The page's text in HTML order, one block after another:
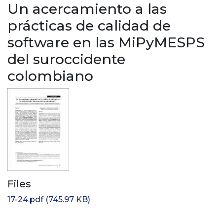
Statistics
Un acercamiento a las
prácticas de calidad de
software en las MiPyMESPS
del suroccidente
colombiano
Files
17-24.pdf(745.97 KB)